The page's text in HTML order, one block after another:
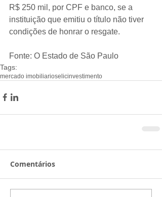
R$ 250 mil, por CPF e banco, se a
instituição que emitiu o título não tiver
condições de honrar o resgate.
Fonte: O Estado de São Paulo
Tags:
mercado imobiliarioselicinvestimento
Comentários